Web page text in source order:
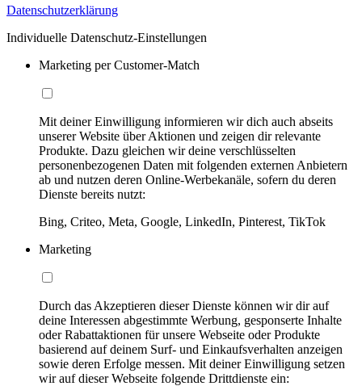
Datenschutzerklärung
Individuelle Datenschutz-Einstellungen
Marketing per Customer-Match
Mit deiner Einwilligung informieren wir dich auch abseits
unserer Website über Aktionen und zeigen dir relevante
Produkte. Dazu gleichen wir deine verschlüsselten
personenbezogenen Daten mit folgenden externen Anbietern
ab und nutzen deren Online-Werbekanäle, sofern du deren
Dienste bereits nutzt:
Bing, Criteo, Meta, Google, LinkedIn, Pinterest, TikTok
Marketing
Durch das Akzeptieren dieser Dienste können wir dir auf
deine Interessen abgestimmte Werbung, gesponserte Inhalte
oder Rabattaktionen für unsere Webseite oder Produkte
basierend auf deinem Surf- und Einkaufsverhalten anzeigen
sowie deren Erfolge messen. Mit deiner Einwilligung setzen
wir auf dieser Webseite folgende Drittdienste ein: